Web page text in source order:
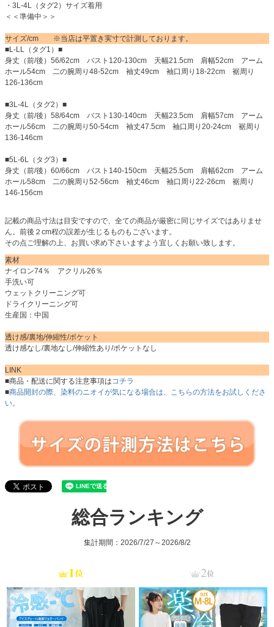
・3L-4L（タグ2）サイズ着用
＜＜準備中＞＞
サイズ/cm ※当店は平置き実寸で計測しております。
■L-LL（タグ1）■
身丈（前/後）56/62cm バスト120-130cm 天幅21.5cm 肩幅52cm アーム
ホール54cm 二の腕周り48-52cm 袖丈49cm 袖口周り18-22cm 裾周り
126-136cm
■3L-4L（タグ2）■
身丈（前/後）58/64cm バスト130-140cm 天幅23.5cm 肩幅57cm アーム
ホール56cm 二の腕周り50-54cm 袖丈47.5cm 袖口周り20-24cm 裾周り
136-146cm
■5L-6L（タグ3）■
身丈（前/後）60/66cm バスト140-150cm 天幅25.5cm 肩幅62cm アーム
ホール58cm 二の腕周り52-56cm 袖丈46cm 袖口周り22-26cm 裾周り
146-156cm
記載の商品寸法は目安ですので、全ての商品が厳密に同じサイズではありませ
ん。前後２cm程の誤差が生じるものもございます。
その点ご理解の上、お買い求め下さいますよう宜しくお願い致します。
素材
ナイロン74％ アクリル26％
手洗い可
ウェットクリーニング可
ドライクリーニング可
生産国：中国
透け感/裏地/伸縮性/ポケット
透け感なし/裏地なし/伸縮性あり/ポケットなし
LINK
■商品・配送に関する注意事項はコチラ
■商品開封の際、染料のニオイが気になる場合は、こちらの方法をお試しくださ
い。
総合ランキング
集計期間：2026/7/27～2026/8/2